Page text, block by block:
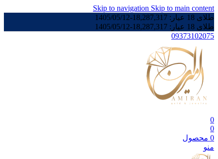
Skip to navigation Skip to main content
طلای 18 عیار:
18,287,317
-
1405/05/12
طلای 18 عیار:
18,287,317
-
1405/05/12
09373102075
0
0
0 محصول
منو